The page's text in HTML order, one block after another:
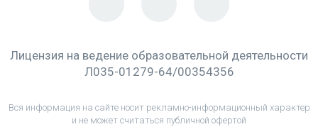
Лицензия на ведение образовательной деятельности
Л035-01279-64/00354356
Вся информация на сайте носит рекламно-информационный характер
и не может считаться публичной офертой